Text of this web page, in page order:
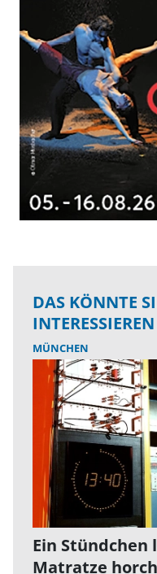
DAS KÖNNTE
INTERESSIEREN
MÜNCHEN
Ein Stündchen
Matratze